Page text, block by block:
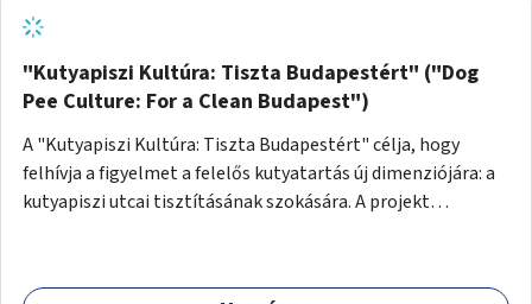
"Kutyapiszi Kultúra: Tiszta Budapestért" ("Dog
Pee Culture: For a Clean Budapest")
A "Kutyapiszi Kultúra: Tiszta Budapestért" célja, hogy
felhívja a figyelmet a felelős kutyatartás új dimenziójára: a
kutyapiszi utcai tisztításának szokására. A projekt
palack vízzel öblítsék le azt, ezzel hozzájárulva a tiszta,